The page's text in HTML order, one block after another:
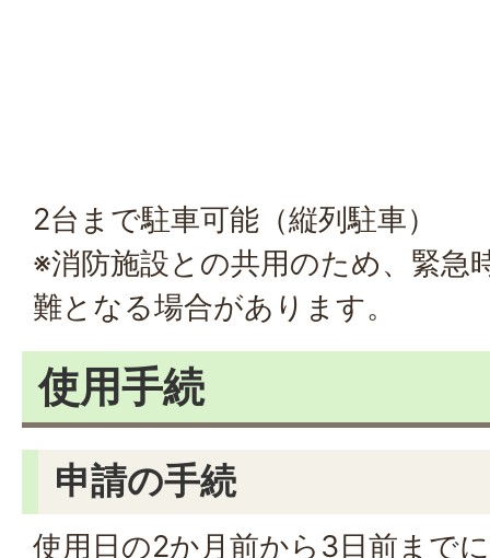
2台まで駐車可能（縦列駐車）
※消防施設との共用のため、緊急
難となる場合があります。
使用手続
申請の手続
使用日の2か月前から3日前まで